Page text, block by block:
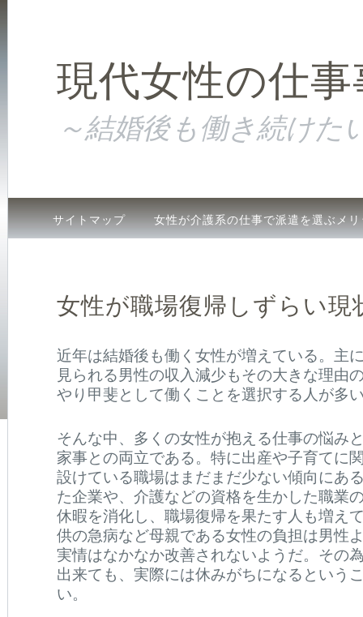
現代女性の仕
～結婚後も働き続けた
サイトマップ 女性が介護系の仕事で派遣を選ぶメ
女性が職場復帰しずらい現
近年は結婚後も働く女性が増えている。主
見られる男性の収入減少もその大きな理由
やり甲斐として働くことを選択する人が多
そんな中、多くの女性が抱える仕事の悩み
家事との両立である。特に出産や子育てに
設けている職場はまだまだ少ない傾向にあ
た企業や、介護などの資格を生かした職業
休暇を消化し、職場復帰を果たす人も増え
供の急病など母親である女性の負担は男性
実情はなかなか改善されないようだ。その
出来ても、実際には休みがちになるという
い。